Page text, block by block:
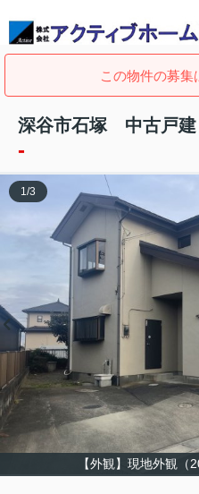
この物件の募集
深谷市石塚 中古戸建
-
【外観】現地外観
1/3